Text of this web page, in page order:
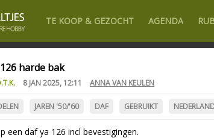
TE KOOP & GEZOCHT AGENDA
harde bak
8 JAN 2025, 12:11 ANNA VAN KEULEN
JAREN '50/'60 DAF GEBRUIKT
een daf ya 126 incl bevestigingen.